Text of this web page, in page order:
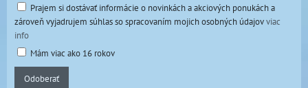
Prajem si dostávať informácie o novinkách a akciových ponukách a
zároveň vyjadrujem súhlas so spracovaním mojich osobných údajovviac
info
Mám viac ako 16 rokov
Odoberať